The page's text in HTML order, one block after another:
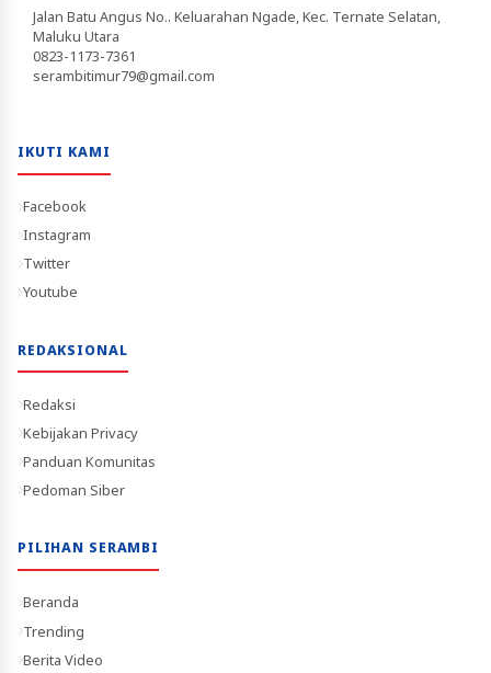
Jalan Batu Angus No.. Keluarahan Ngade, Kec. Ternate Selatan,
Maluku Utara
0823-1173-7361
serambitimur79@gmail.com
IKUTI KAMI
Facebook
Instagram
Twitter
Youtube
REDAKSIONAL
Redaksi
Kebijakan Privacy
Panduan Komunitas
Pedoman Siber
PILIHAN SERAMBI
Beranda
Trending
Berita Video